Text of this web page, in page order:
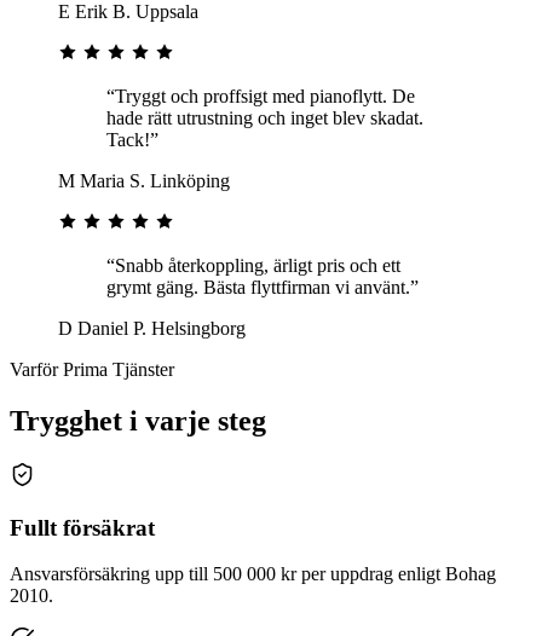
E Erik B. Uppsala
“Tryggt och proffsigt med pianoflytt. De
hade rätt utrustning och inget blev skadat.
Tack!”
M Maria S. Linköping
“Snabb återkoppling, ärligt pris och ett
grymt gäng. Bästa flyttfirman vi använt.”
D Daniel P. Helsingborg
Varför Prima Tjänster
Trygghet i varje steg
Fullt försäkrat
Ansvarsförsäkring upp till 500 000 kr per uppdrag enligt Bohag
2010.